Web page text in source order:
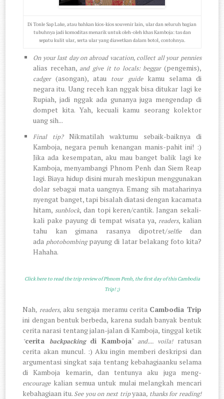
Di Tonle Sap Lake, atau bahkan kios-kios souvenir lain, ular dan seluruh bagian
tubuhnya jadi komoditas menarik untuk oleh-oleh khas Kamboja: tas dan
sepatu kulit ular, serta ular yang diawetkan dalam botol, contohnya.
On your last day on abroad vacation, collect all your pennies
alias recehan, and give it to locals: beggar (pengemis),
cadger(asongan), atau tour guide kamu selama di
negara itu. Uang receh kan nggak bisa ditukar lagi ke
Rupiah, jadi nggak ada gunanya juga mengendap di
dompet kita. Yah, kecuali kamu seorang kolektor
uang sih...
Final tip?Nikmatilah waktumu sebaik-baiknya di
Kamboja, negara penuh kenangan manis-pahit ini! :)
Jika ada kesempatan, aku mau banget balik lagi ke
Kamboja, menyambangi Phnom Penh dan Siem Reap
lagi. Biaya hidup disini murah meskipun menggunakan
dolar sebagai mata uangnya. Emang sih mataharinya
nyengat banget, tapi bisalah diatasi dengan kacamata
hitam, sunblock, dan topi keren/cantik. Jangan sekali-
kali pake payung di tempat wisata ya, readers, kalian
tahu kan gimana rasanya dipotret/selfie dan
ada photobombingpayung di latar belakang foto kita?
Hahaha.
Click here to read the trip review of Phnom Penh, the first day of this Cambodia
Trip! ;)
Nah, readers, aku sengaja meramu cerita Cambodia Trip
ini dengan bentuk berbeda, karena sudah banyak bentuk
cerita narasi tentang jalan-jalan di Kamboja, tinggal ketik
"cerita backpacking di Kamboja" and.... voila! ratusan
cerita akan muncul. :) Aku ingin memberi deskripsi dan
argumentasi singkat saja tentang kebahagiaanku selama
di Kamboja kemarin, dan tentunya aku juga meng-
encourage kalian semua untuk mulai melangkah mencari
kebahagiaan itu. See you on next tripyaaa, thanks for reading!